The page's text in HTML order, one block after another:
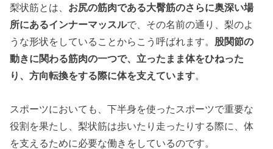
梨状筋とは、 お尻の筋肉である大臀筋のさらに奥深い場
所にあるインナーマッスルで、その名前の通り、梨のよ
うな形状をしていることからこう呼ばれます。 股関節の
動きに関わる筋肉の一つで、立ったまま体をひねった
り、方向転換をする際に体を支えています。
スポーツにおいても、下半身を使ったスポーツで重要な
役割を果たし、梨状筋は歩いたり走ったりする際に、体
を支えるために必要な働きをしているのです。